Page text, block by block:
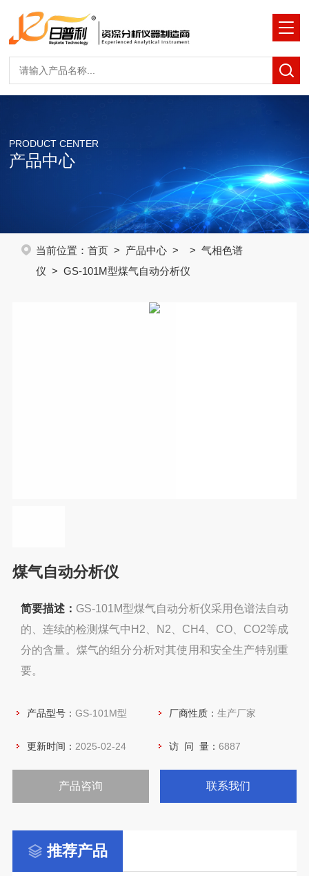
PRODUCT CENTER
产品中心
当前位置： 首页> 产品中心> > 气相色谱
仪 > GS-101M型煤气自动分析仪
煤气自动分析仪
简要描述： GS-101M型煤气自动分析仪采用色谱法自动
的、连续的检测煤气中H2、N2、CH4、CO、CO2等成
分的含量。煤气的组分分析对其使用和安全生产特别重
要。
产品型号： GS-101M型 厂商性质： 生产厂家
更新时间： 2025-02-24 访 问 量： 6887
产品咨询 联系我们
推荐产品